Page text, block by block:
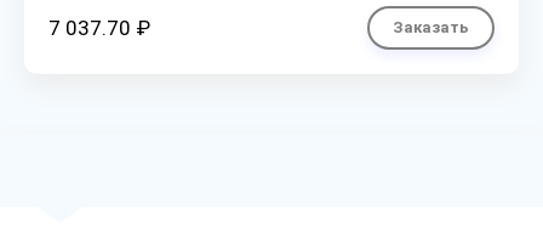
7 037.70 ₽ Заказать